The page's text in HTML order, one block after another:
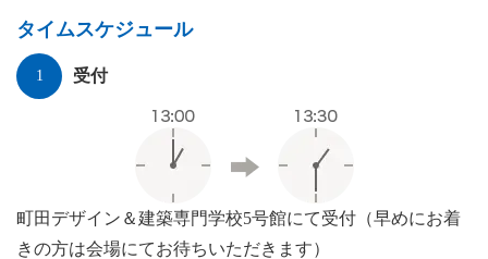
タイムスケジュール
受付
町田デザイン＆建築専門学校5号館にて受付（早めにお着
きの方は会場にてお待ちいただきます）